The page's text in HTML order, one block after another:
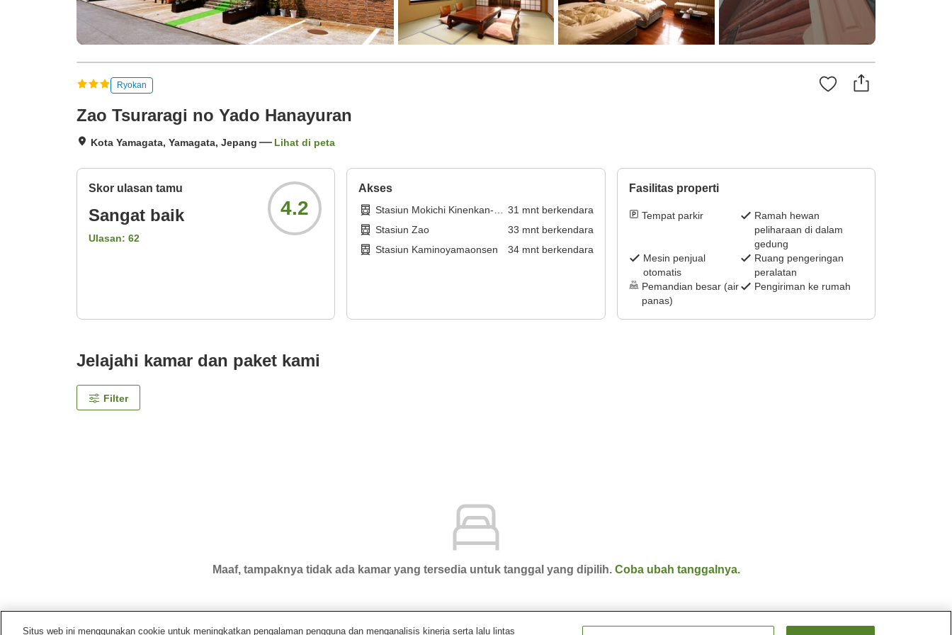
Ryokan
Zao Tsuraragi no Yado Hanayuran
Kota Yamagata, Yamagata, Jepang Lihat di peta
Skor ulasan tamu
Sangat baik
Ulasan: 62
4.2
Akses
Stasiun Mokichi Kinenkan-
mae
31 mnt berkendara
Stasiun Zao
33 mnt berkendara
Stasiun Kaminoyamaonsen
34mnt berkendara
Fasilitas properti
Tempat parkir
Ramah hewan
peliharaan di dalam
gedung
Mesin penjual
otomatis
Ruang pengeringan
peralatan
Pemandian besar (air
panas)
Pengiriman ke rumah
Jelajahi kamar dan paket kami
Filter
Maaf, tampaknya tidak ada kamar yang tersedia untuk tanggal yang dipilih. Coba ubah tanggalnya.
Situs web ini menggunakan cookie untuk meningkatkan pengalaman pengguna dan menganalisis kinerja serta lalu lintas